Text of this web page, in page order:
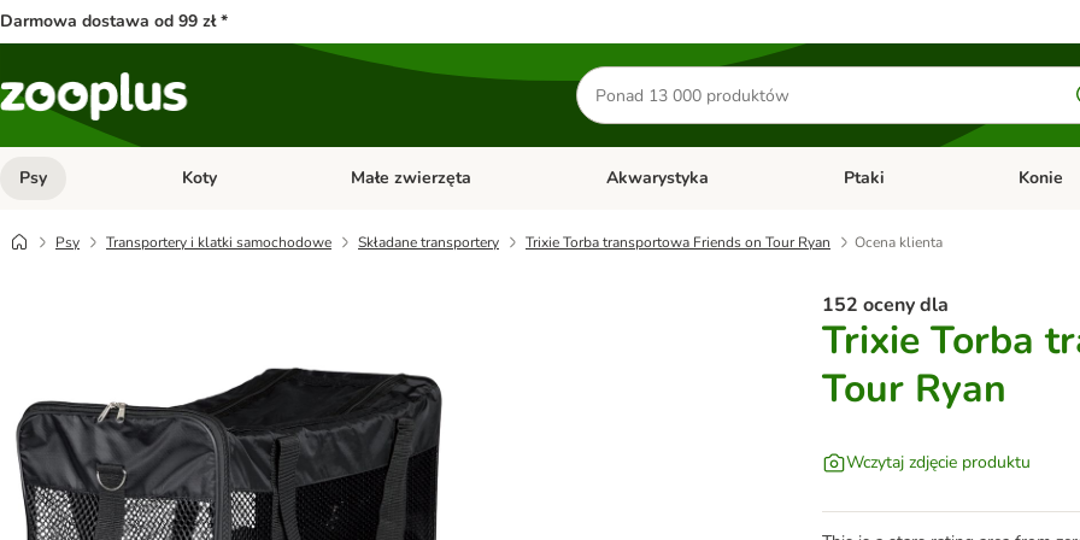
Darmowa dostawa od 99 zł *
Szukaj
produktów
Psy Otwórz menu kategorii: Psy
Koty Otwórz menu kategorii: Koty
Małe zwierzęta Otwórz menu kategorii: Małe zwierzęta
Akwarystyka Otwórz menu kategorii:
Ptaki Otwórz
Konie
Psy Transportery i klatki samochodowe Składane transportery Trixie Torba transportowa Friends on Tour Ryan Ocena klienta
152 oceny dla
Trixie Torba
Tour Ryan
Wczytaj zdjęcie produktu